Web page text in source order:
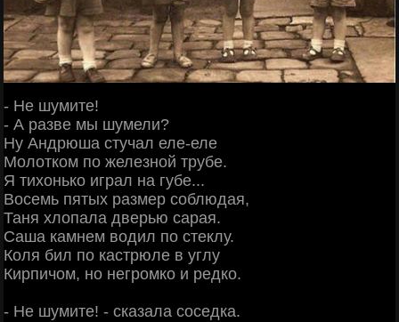
- Не шумите!
- А разве мы шумели?
Ну Андрюша стучал еле-еле
Молотком по железной трубе.
Я тихонько играл на губе...
Восемь пятых размер соблюдая,
Таня хлопала дверью сарая.
Саша камнем водил по стеклу.
Коля бил по кастрюле в углу
Кирпичом, но негромко и редко.
- Не шумите! - сказала соседка.